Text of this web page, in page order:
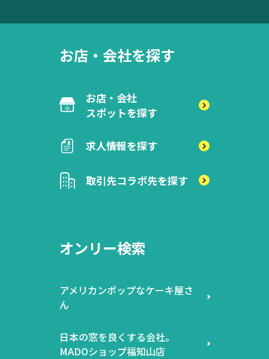
お店・会社を探す
お店・会社
スポットを探す
求人情報を探す
取引先コラボ先を探す
オンリー検索
アメリカンポップなケーキ屋さ
ん
日本の窓を良くする会社。
MADOショップ福知山店